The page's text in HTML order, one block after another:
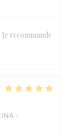
recommande
: